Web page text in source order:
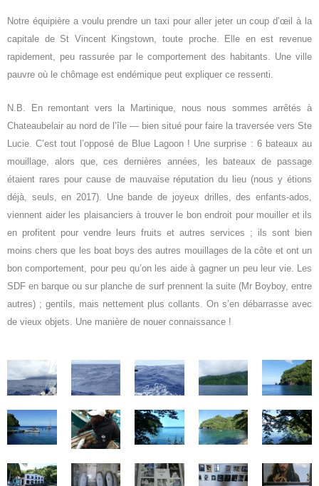
Notre équipière a voulu prendre un taxi pour aller jeter un coup d’œil à la
capitale de St Vincent Kingstown, toute proche. Elle en est revenue
rapidement, peu rassurée par le comportement des habitants. Une ville
pauvre où le chômage est endémique peut expliquer ce ressenti.
N.B. En remontant vers la Martinique, nous nous sommes arrêtés à
Chateaubelair au nord de l’île ― bien situé pour faire la traversée vers Ste
Lucie. C’est tout l’opposé de Blue Lagoon ! Une surprise : 6 bateaux au
mouillage, alors que, ces dernières années, les bateaux de passage
étaient rares pour cause de mauvaise réputation du lieu (nous y étions
déjà, seuls, en 2017). Une bande de joyeux drilles, des enfants-ados,
viennent aider les plaisanciers à trouver le bon endroit pour mouiller et ils
en profitent pour vendre leurs fruits et autres services ; ils sont bien
moins chers que les boat boys des autres mouillages de la côte et ont un
bon comportement, pour peu qu’on les aide à gagner un peu leur vie. Les
SDF en barque ou sur planche de surf prennent la suite (Mr Boyboy, entre
autres) ; gentils, mais nettement plus collants. On s’en débarrasse avec
de vieux objets. Une manière de nouer connaissance !